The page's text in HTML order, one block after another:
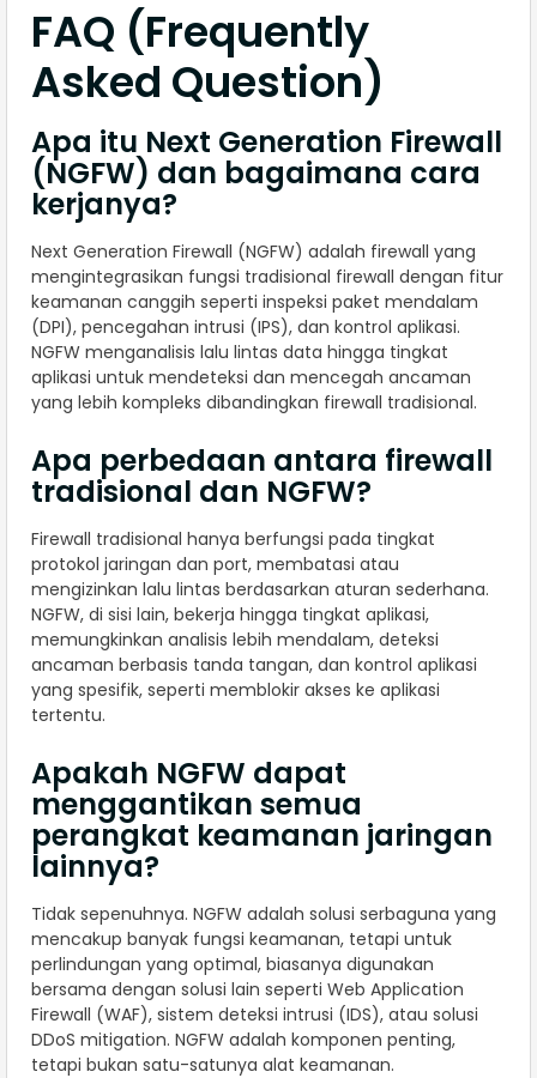
FAQ (Frequently
Asked Question)
Apa itu Next Generation Firewall
(NGFW) dan bagaimana cara
kerjanya?
Next Generation Firewall (NGFW) adalah firewall yang
mengintegrasikan fungsi tradisional firewall dengan fitur
keamanan canggih seperti inspeksi paket mendalam
(DPI), pencegahan intrusi (IPS), dan kontrol aplikasi.
NGFW menganalisis lalu lintas data hingga tingkat
aplikasi untuk mendeteksi dan mencegah ancaman
yang lebih kompleks dibandingkan firewall tradisional.
Apa perbedaan antara firewall
tradisional dan NGFW?
Firewall tradisional hanya berfungsi pada tingkat
protokol jaringan dan port, membatasi atau
mengizinkan lalu lintas berdasarkan aturan sederhana.
NGFW, di sisi lain, bekerja hingga tingkat aplikasi,
memungkinkan analisis lebih mendalam, deteksi
ancaman berbasis tanda tangan, dan kontrol aplikasi
yang spesifik, seperti memblokir akses ke aplikasi
tertentu.
Apakah NGFW dapat
menggantikan semua
perangkat keamanan jaringan
lainnya?
Tidak sepenuhnya. NGFW adalah solusi serbaguna yang
mencakup banyak fungsi keamanan, tetapi untuk
perlindungan yang optimal, biasanya digunakan
bersama dengan solusi lain seperti Web Application
Firewall (WAF), sistem deteksi intrusi (IDS), atau solusi
DDoS mitigation. NGFW adalah komponen penting,
tetapi bukan satu-satunya alat keamanan.